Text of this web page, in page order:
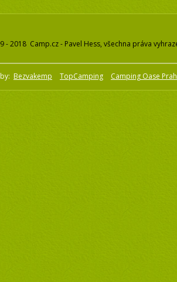
- 2018 Camp.cz - Pavel Hess, všechna práva
Bezvakemp TopCamping Camping Oase